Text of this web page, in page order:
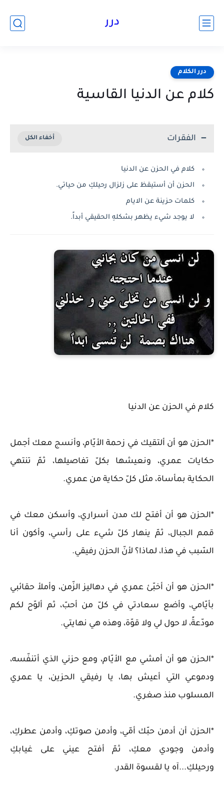
درر
درر الكلام
كلام عن الدنيا القاسية
الفقرات
كلام في الحزن عن الدنيا
الحزن أن أستيقظ على زلزال رحيلكِ من حياتي.
كلمات حزينة عن الايام
لا يوجد شيء يظهر بشكلهِ الحقيقي أبداً.
كلام في الحزن عن الدنيا
*الحزن هو أن ألتقيك في زحمة الأيّام، وأنسج معك أجمل
حكايات عمري، ونعيشها بكلّ تفاصيلها، ثمّ تنتهي
الحكاية بمأساة، مثل كلّ حكاية من عمري.
*الحزن هو أن أفتح لك مدن أسراري، وأسكن معك في
قمم الجبال، ثمّ ينهار كلّ شيء على رأسي، وأكون أنا
السّبب في هذا، لماذا؟ لأنّ الحزن رفيقي.
*الحزن هو أن أخبّئ عمري في دهاليز الزّمن، وأملأ حقائبي
بأيّامي، وأضع سعادتي في كلّ من أحبّ، ثم ألوّح لكم
مودّعةً، لا حول لي ولا قوّة، وهذه هي نهايتي.
*الحزن هو أن أمشي مع الأيّام، ومع حزني الذي أتنفّسه،
ودموعي التي أعيش بها، يا رفيقي الحزين، يا عمري
المسلوب منذ صغري.
*الحزن أن أدمن حبّك أمّي، وأدمن صوتكِ، وأدمن عطركِ،
وأدمن وجودي معكِ، ثمّ أفتح عيني على غيابكِ
ورحيلكِ...آه يا لقسوة القدر.